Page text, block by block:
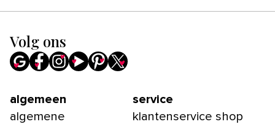
Volg ons
algemeen
algemene
service
klantenservice shop